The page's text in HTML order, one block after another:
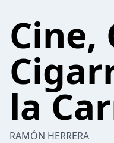
Cine,
la
RAMÓN HERRERA